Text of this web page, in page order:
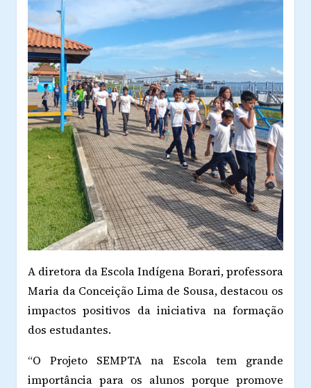
A diretora da Escola Indígena Borari, professora
Maria da Conceição Lima de Sousa, destacou os
impactos positivos da iniciativa na formação
dos estudantes.
“O Projeto SEMPTA na Escola tem grande
importância para os alunos porque promove